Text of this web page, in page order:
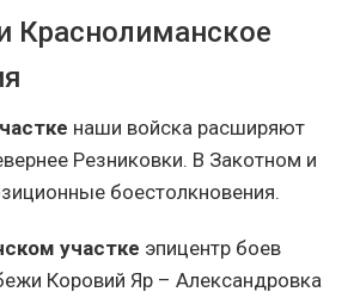
Краснолиманское
наши войска расширяют
Резниковки. В Закотном и
боестолкновения.
участке эпицентр боев
Коровий Яр – Александровка